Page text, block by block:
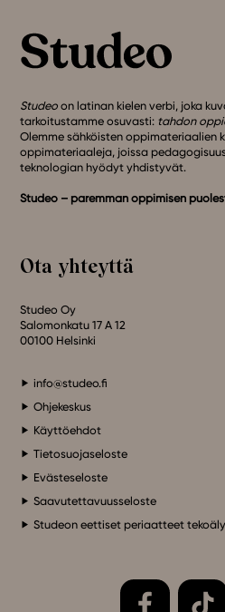
Studeo on latinan kielen verbi, joka
tarkoitustamme osuvasti: tahdon
Olemme sähköisten oppimateriaalien
oppimateriaaleja, joissa
teknologian hyödyt yhdistyvät.
Studeo – paremman oppimisen
Ota yhteyttä
Studeo Oy
Salomonkatu 17 A 12
00100 Helsinki
info@studeo.fi
Ohjekeskus
Käyttöehdot
Tietosuojaseloste
Evästeseloste
Saavutettavuusseloste
Studeon eettiset periaatteet